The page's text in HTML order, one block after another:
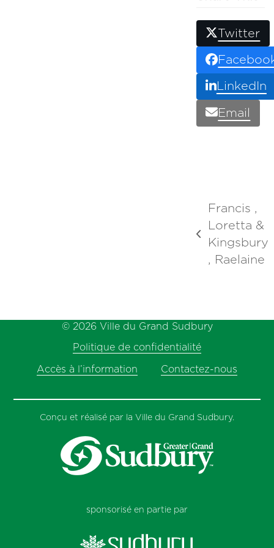
Twitter
LinkedIn
Email
previous
post:
Francis ,
Loretta &
Kingsbury
, Raelaine
© 2026 Ville du Grand Sudbury
Politique de confidentialité
Accès à l’information Contactez-nous
Conçu et réalisé par la Ville du Grand Sudbury.
sponsorisé en partie par